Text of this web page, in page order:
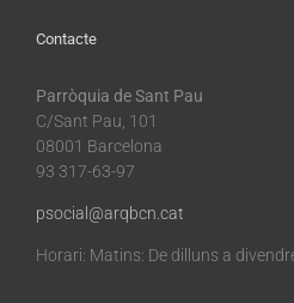
Contacte
Parròquia de Sant Pau
C/Sant Pau, 101
08001 Barcelona
93 317-63-97
psocial@arqbcn.cat
Horari: Matins: De dilluns a